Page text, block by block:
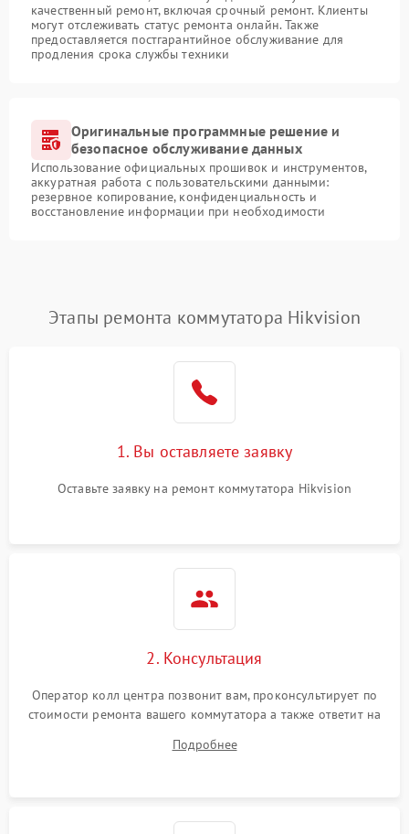
качественный ремонт, включая срочный ремонт. Клиенты
могут отслеживать статус ремонта онлайн. Также
предоставляется постгарантийное обслуживание для
продления срока службы техники
Оригинальные программные решение и
безопасное обслуживание данных
Использование официальных прошивок и инструментов,
аккуратная работа с пользовательскими данными:
резервное копирование, конфиденциальность и
восстановление информации при необходимости
Этапы ремонта коммутатора Hikvision
1. Вы оставляете заявку
Оставьте заявку на ремонт коммутатора Hikvision
2. Консультация
Оператор колл центра позвонит вам, проконсультирует по
стоимости ремонта вашего коммутатора а также ответит на
Подробнее